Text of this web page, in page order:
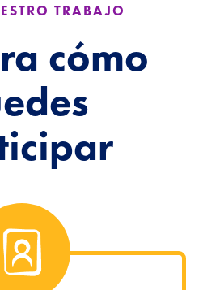
TRABAJO
cómo